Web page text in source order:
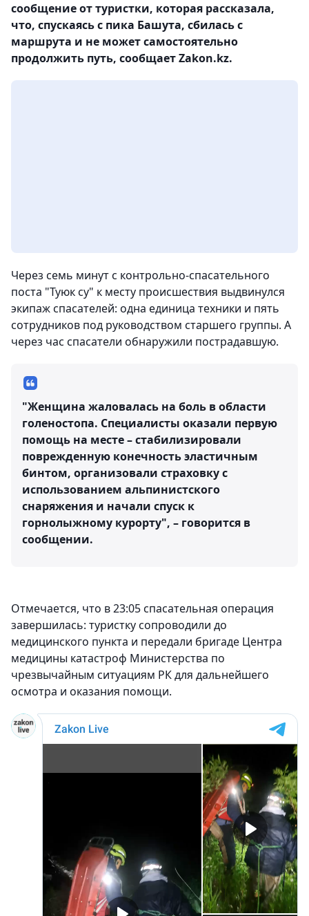
сообщение от туристки, которая рассказала,
что, спускаясь с пика Башута, сбилась с
маршрута и не может самостоятельно
продолжить путь, сообщает Zakon.kz.
Через семь минут с контрольно-спасательного
поста "Туюк су" к месту происшествия выдвинулся
экипаж спасателей: одна единица техники и пять
сотрудников под руководством старшего группы. А
через час спасатели обнаружили пострадавшую.
"Женщина жаловалась на боль в области
голеностопа. Специалисты оказали первую
помощь на месте – стабилизировали
поврежденную конечность эластичным
бинтом, организовали страховку с
использованием альпинистского
снаряжения и начали спуск к
горнолыжному курорту", – говорится в
сообщении.
Отмечается, что в 23:05 спасательная операция
завершилась: туристку сопроводили до
медицинского пункта и передали бригаде Центра
медицины катастроф Министерства по
чрезвычайным ситуациям РК для дальнейшего
осмотра и оказания помощи.